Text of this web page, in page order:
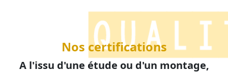
Nos certifications
A l'issu d'une étude ou d'un montage,